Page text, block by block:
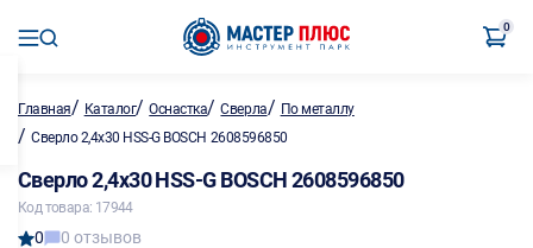
0
Главная/ Каталог/Оснастка/Сверла/ По металлу
/ Сверло 2,4х30 HSS-G BOSCH 2608596850
Сверло 2,4х30 HSS-G BOSCH 2608596850
Код товара: 17944
0 0 отзывов